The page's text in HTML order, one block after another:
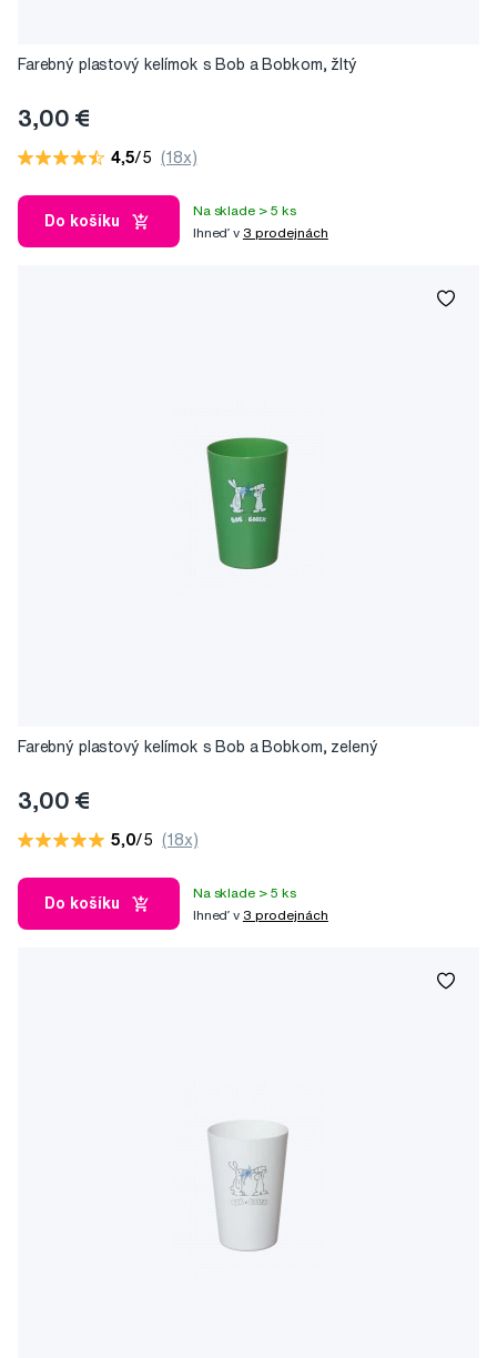
Farebný plastový kelímok s Bob a Bobkom, žltý
3,00 €
4,5/5 (18x)
Do košíku
Na sklade > 5 ks
Ihneď v 3 prodejnách
Farebný plastový kelímok s Bob a Bobkom, zelený
3,00 €
5,0/5 (18x)
Do košíku
Na sklade > 5 ks
Ihneď v 3 prodejnách